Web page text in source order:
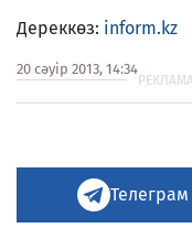
Дереккөз: inform.kz
20 сәуір 2013, 14:34